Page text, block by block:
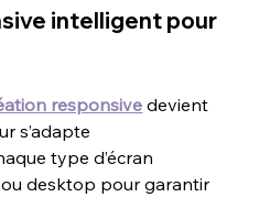
intelligent pour
responsive devient
s’adapte
type d’écran
desktop pour garantir